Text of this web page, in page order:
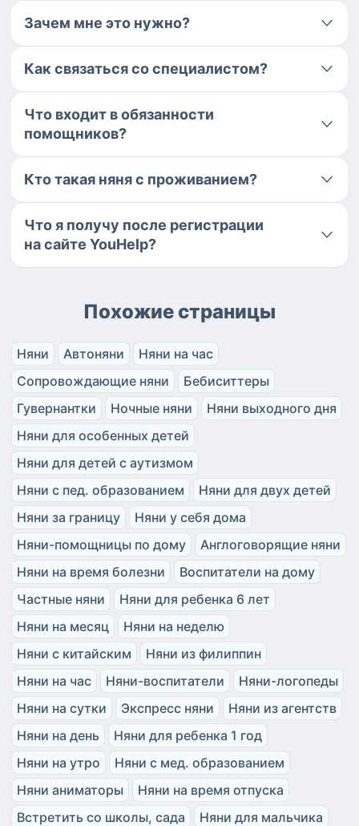
Зачем мне это нужно?
Как связаться со специалистом?
Что входит в обязанности
помощников?
Кто такая няня с проживанием?
Что я получу после регистрации
на сайте YouHelp?
Похожие страницы
Няни Автоняни
Няни на час
Сопровождающие няни
Бебиситтеры
Гувернантки
Ночные няни
Няни выходного дня
Няни для особенных детей
Няни для детей с аутизмом
Няни с пед. образованием
Няни для двух детей
Няни за границу
Няни у себя дома
Няни-помощницы по дому
Англоговорящие няни
Няни на время болезни
Воспитатели на дому
Частные няни
Няни для ребенка 6 лет
Няни на месяц
Няни на неделю
Няни с китайским
Няни из филиппин
Няни на час
Няни-воспитатели
Няни-логопеды
Няни на сутки
Экспресс няни
Няни из агентств
Няни на день
Няни для ребенка 1 год
Няни на утро
Няни с мед. образованием
Няни аниматоры
Няни на время отпуска
Встретить со школы, сада
Няни для мальчика